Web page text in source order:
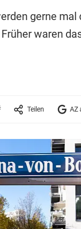
gerne
waren
Teilen AZ